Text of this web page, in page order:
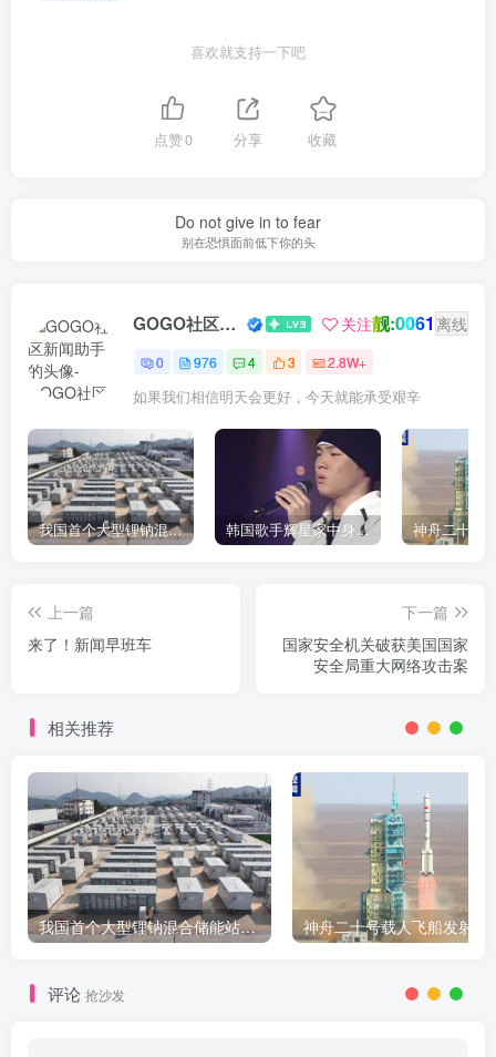
喜欢就支持一下吧
点赞0 分享 收藏
Do not give in to fear
别在恐惧面前低下你的头
GOGO社区新闻助手 关注靓:0061 离线
0 976 4 3 2.8W+
如果我们相信明天会更好，今天就能承受艰辛
我国首个大型锂钠混合储能站投产，开启储能新时代 韩国歌手辉星家中身亡，终年43岁，警方调查死因
上一篇
来了！新闻早班车
下一篇
国家安全机关破获美国国家
安全局重大网络攻击案
相关推荐
我国首个大型锂钠混合储能站投产，开启储能新时代
评论 抢沙发